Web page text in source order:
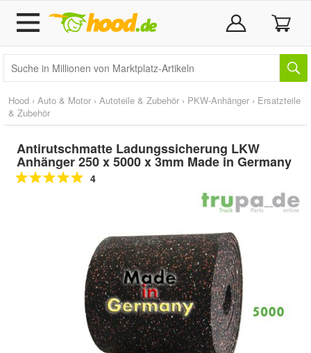
Hood › Auto & Motor › Autoteile & Zubehör › PKW-Anhänger › Ersatzteile
& Zubehör
Antirutschmatte Ladungssicherung LKW
Anhänger 250 x 5000 x 3mm Made in Germany
4